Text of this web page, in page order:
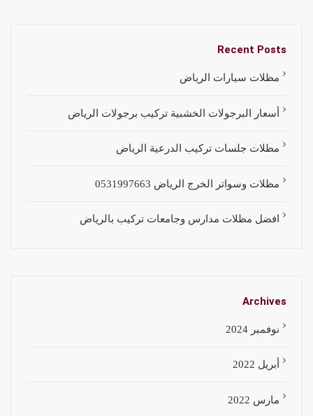
Recent Posts
مظلات سيارات الرياض
أسعار البرجولات الخشبية تركيب برجولات الرياض
مظلات جلسات تركيب الدرعية الرياض
مظلات وسواتر الخرج الرياض 0531997663
افضل مظلات مدارس وجامعات تركيب بالرياض
Archives
نوفمبر 2024
أبريل 2022
مارس 2022